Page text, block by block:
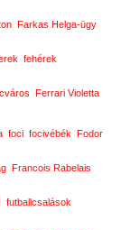
Farkas Helga-ügy
fehérek
Ferrari Violetta
foci focivébék Fodor
Francois Rabelais
futballcsalások